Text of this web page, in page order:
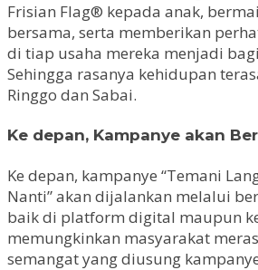
Frisian Flag® kepada anak,
bersama, serta memberikan
di tiap usaha mereka menjadi
Sehingga rasanya kehidupan
Ringgo dan Sabai.
Ke depan, Kampanye akan
Ke depan, kampanye “Temani
Nanti” akan dijalankan melalui
baik di platform digital maupun
memungkinkan masyarakat
semangat yang diusung